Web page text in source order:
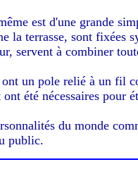
est d'une grande
la terrasse, sont fixées
servent à combiner
ont un pole relié à un fil
été nécessaires pour
du monde
public.